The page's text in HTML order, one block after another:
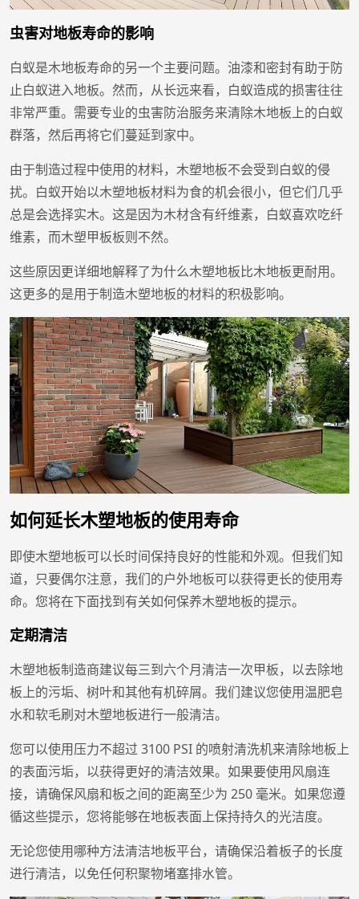
虫害对地板寿命的影响
白蚁是木地板寿命的另一个主要问题。油漆和密封有助于防
止白蚁进入地板。然而，从长远来看，白蚁造成的损害往往
非常严重。需要专业的虫害防治服务来清除木地板上的白蚁
群落，然后再将它们蔓延到家中。
由于制造过程中使用的材料，木塑地板不会受到白蚁的侵
扰。白蚁开始以木塑地板材料为食的机会很小，但它们几乎
总是会选择实木。这是因为木材含有纤维素，白蚁喜欢吃纤
维素，而木塑甲板板则不然。
这些原因更详细地解释了为什么木塑地板比木地板更耐用。
这更多的是用于制造木塑地板的材料的积极影响。
如何延长木塑地板的使用寿命
即使木塑地板可以长时间保持良好的性能和外观。但我们知
道，只要偶尔注意，我们的户外地板可以获得更长的使用寿
命。您将在下面找到有关如何保养木塑地板的提示。
定期清洁
木塑地板制造商建议每三到六个月清洁一次甲板，以去除地
板上的污垢、树叶和其他有机碎屑。我们建议您使用温肥皂
水和软毛刷对木塑地板进行一般清洁。
您可以使用压力不超过 3100 PSI 的喷射清洗机来清除地板上
的表面污垢，以获得更好的清洁效果。如果要使用风扇连
接，请确保风扇和板之间的距离至少为 250 毫米。如果您遵
循这些提示，您将能够在地板表面上保持持久的光洁度。
无论您使用哪种方法清洁地板平台，请确保沿着板子的长度
进行清洁，以免任何积聚物堵塞排水管。